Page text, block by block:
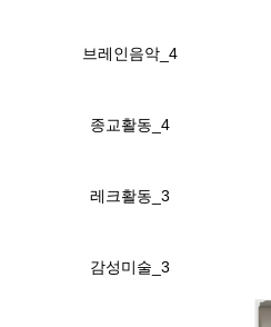
브레인음악_4
종교활동_4
레크활동_3
감성미술_3